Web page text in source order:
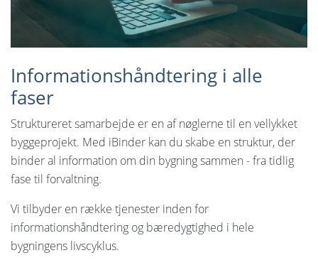
Suomi
Informationshåndtering i alle
faser
Struktureret samarbejde er en af nøglerne til en vellykket
byggeprojekt. Med iBinder kan du skabe en struktur, der
binder al information om din bygning sammen - fra tidlig
fase til forvaltning.
Vi tilbyder en række tjenester inden for
informationshåndtering og bæredygtighed i hele
bygningens livscyklus.